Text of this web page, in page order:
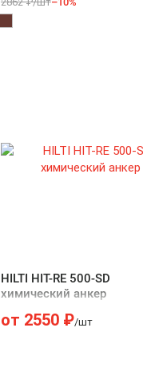
HILTI HIT-RE 500-SD
химический анкер
от 2550 ₽/шт